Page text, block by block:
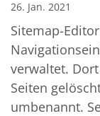
26. Jan. 2021
Sitemap-
verwaltet.
Seiten
umbenannt.